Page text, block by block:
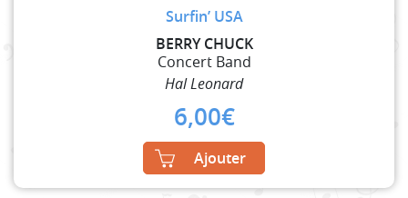
Surfin’ USA
BERRY CHUCK
Concert Band
Hal Leonard
6,00€
Ajouter